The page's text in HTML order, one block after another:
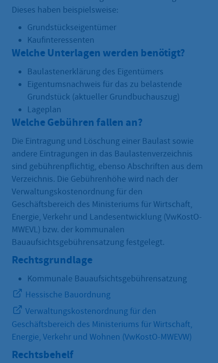
Dieses haben beispielsweise:
Grundstückseigentümer
Kaufinteressenten
Welche Unterlagen werden benötigt?
Baulastenerklärung des Eigentümers
Eigentumsnachweis für das zu belastende
Grundstück (aktueller Grundbuchauszug)
Lageplan
Welche Gebühren fallen an?
Die Eintragung und Löschung einer Baulast sowie
andere Eintragungen in das Baulastenverzeichnis
sind gebührenpflichtig, ebenso Abschriften aus dem
Verzeichnis. Die Gebührenhöhe wird nach der
Verwaltungskostenordnung für den
Geschäftsbereich des Ministeriums für Wirtschaft,
Energie, Verkehr und Landesentwicklung (VwKostO-
MWEVL) bzw. der kommunalen
Bauaufsichtsgebührensatzung festgelegt.
Rechtsgrundlage
Kommunale Bauaufsichtsgebührensatzung
Hessische Bauordnung
Verwaltungskostenordnung für den
Geschäftsbereich des Ministeriums für Wirtschaft,
Energie, Verkehr und Wohnen (VwKostO-MWEVW)
Rechtsbehelf